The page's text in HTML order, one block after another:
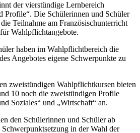
der vierstündige Lernbereich
Profile“. Die Schülerinnen und Schüler
Teilnahme am Französischunterricht
Wahlpflichtangebote.
haben im Wahlpflichtbereich die
Angebotes eigene Schwerpunkte zu
zweistündigen Wahlpflichtkursen bieten
10 noch die zweistündigen Profile
Soziales“ und „Wirtschaft“ an.
den Schülerinnen und Schüler ab
in der Wahl der